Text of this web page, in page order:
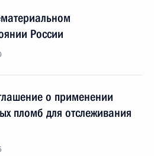
России
о применении
пломб для отслеживания